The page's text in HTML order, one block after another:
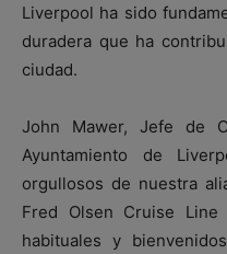
Liverpool ha sido
duradera que ha
ciudad.
John Mawer, Jefe de
Ayuntamiento de
orgullosos de nuestra
Fred Olsen Cruise
habituales y